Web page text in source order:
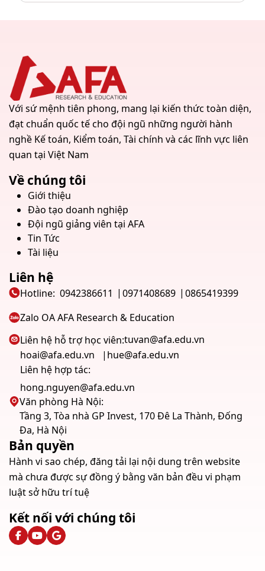
Với sứ mệnh tiên phong, mang lại kiến thức toàn diện,
đạt chuẩn quốc tế cho đội ngũ những người hành
nghề Kế toán, Kiểm toán, Tài chính và các lĩnh vực liên
quan tại Việt Nam
Về chúng tôi
Giới thiệu
Đào tạo doanh nghiệp
Đội ngũ giảng viên tại AFA
Tin Tức
Tài liệu
Liên hệ
Hotline: 0942386611 0971408689
0865419399
Zalo OA AFA Research & Education
Liên hệ hỗ trợ học viên:tuvan@afa.edu.vn
hoai@afa.edu.vn
hue@afa.edu.vn
Liên hệ hợp tác:
hong.nguyen@afa.edu.vn
Văn phòng Hà Nội:
Tầng 3, Tòa nhà GP Invest, 170 Đê La Thành, Đống
Đa, Hà Nội
Bản quyền
Hành vi sao chép, đăng tải lại nội dung trên website
mà chưa được sự đồng ý bằng văn bản đều vi phạm
luật sở hữu trí tuệ
Kết nối với chúng tôi